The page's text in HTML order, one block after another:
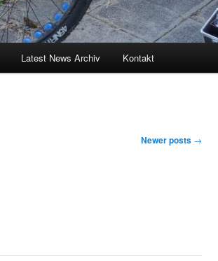
Latest News Archiv Kontakt
Newer posts →